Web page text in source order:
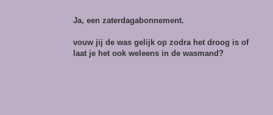
Ja, een zaterdagabonnement.
vouw jij de was gelijk op zodra het droog is of
laat je het ook weleens in de wasmand?